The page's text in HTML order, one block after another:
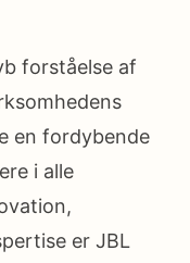
forståelse af
en fordybende
i alle
er JBL